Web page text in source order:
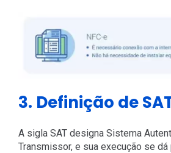
3. Definição de
A sigla SAT designa Sistema
Transmissor, e sua execução se